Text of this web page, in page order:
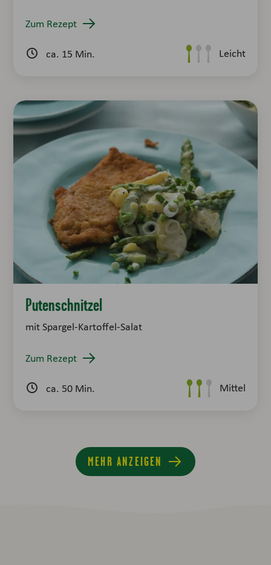
Zum Rezept
ca. 15 Min. Leicht
Putenschnitzel
mit Spargel-Kartoffel-Salat
Zum Rezept
ca. 50 Min. Mittel
MEHR ANZEIGEN